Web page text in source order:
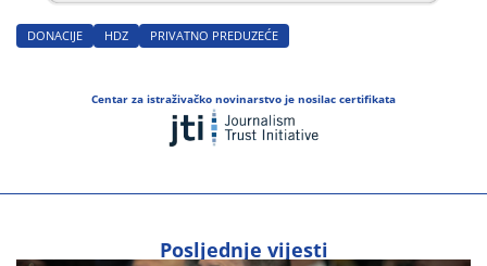
DONACIJE HDZ PRIVATNO PREDUZEĆE
Centar za istraživačko novinarstvo je nosilac certifikata
Posljednje vijesti